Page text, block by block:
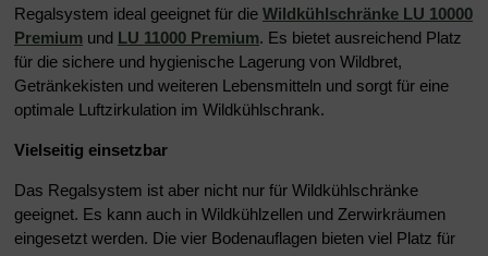
Regalsystem ideal geeignet für die Wildkühlschränke LU 10000
Premium und LU 11000 Premium. Es bietet ausreichend Platz
für die sichere und hygienische Lagerung von Wildbret,
Getränkekisten und weiteren Lebensmitteln und sorgt für eine
optimale Luftzirkulation im Wildkühlschrank.
Vielseitig einsetzbar
Das Regalsystem ist aber nicht nur für Wildkühlschränke
geeignet. Es kann auch in Wildkühlzellen und Zerwirkräumen
eingesetzt werden. Die vier Bodenauflagen bieten viel Platz für